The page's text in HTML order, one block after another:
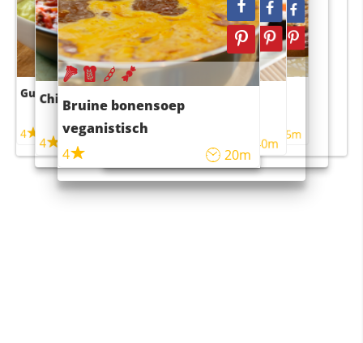
Guacamole
4
Chili con carne
4 45m
Bruine bonensoep
veganistisch
4
20m
Sushi rijstsalade
maaltijdsalade
40m
4 55m